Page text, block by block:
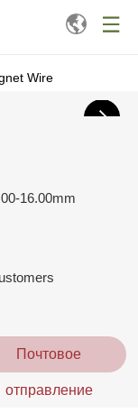
Wire
16.00mm
Почтовое
отправление